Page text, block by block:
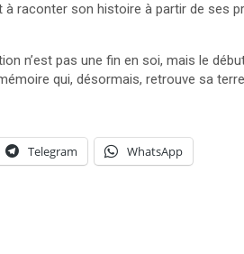
à raconter son histoire à partir de ses
n’est pas une fin en soi, mais le
qui, désormais, retrouve sa
Telegram WhatsApp